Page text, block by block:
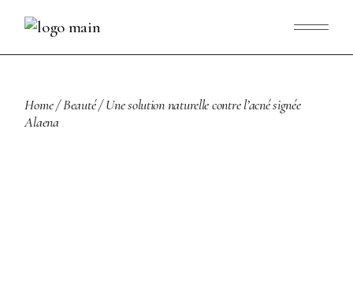
content
Home Beauté
Une solution naturelle contre l’acné signée
Alaena